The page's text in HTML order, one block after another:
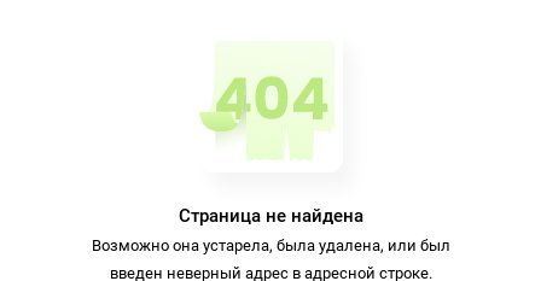
Страница не найдена
Возможно она устарела, была удалена, или был
введен неверный адрес в адресной строке.